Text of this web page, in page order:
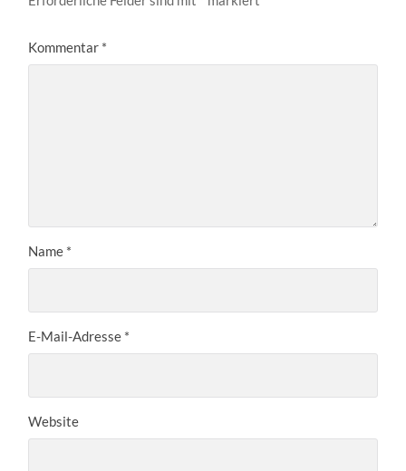
Kommentar *
Name *
E-Mail-Adresse *
Website